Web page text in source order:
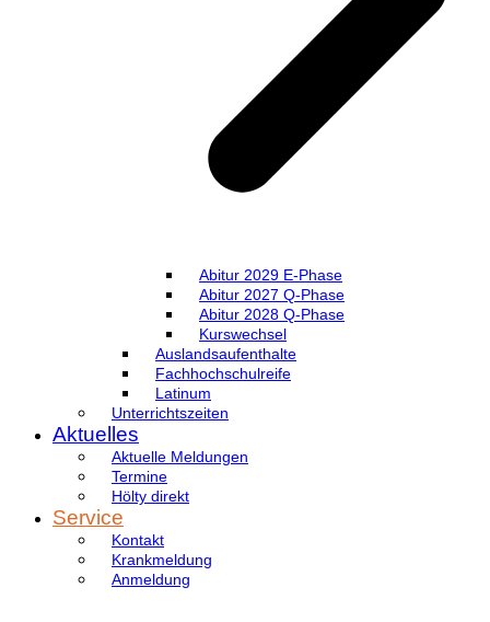
Abitur 2029 E-Phase
Abitur 2027 Q-Phase
Abitur 2028 Q-Phase
Kurswechsel
Auslandsaufenthalte
Fachhochschulreife
Latinum
Unterrichtszeiten
Aktuelles
Aktuelle Meldungen
Termine
Hölty direkt
Service
Kontakt
Krankmeldung
Anmeldung